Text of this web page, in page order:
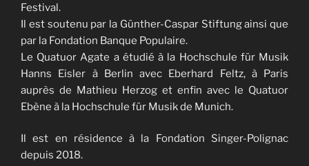
Festival.
Il est soutenu par la Günther-Caspar Stiftung ainsi que
par la Fondation Banque Populaire.
Le Quatuor Agate a étudié à la Hochschule für Musik
Hanns Eisler à Berlin avec Eberhard Feltz, à Paris
auprès de Mathieu Herzog et enfin avec le Quatuor
Ebène à la Hochschule für Musik de Munich.
Il est en résidence à la Fondation Singer-Polignac
depuis 2018.